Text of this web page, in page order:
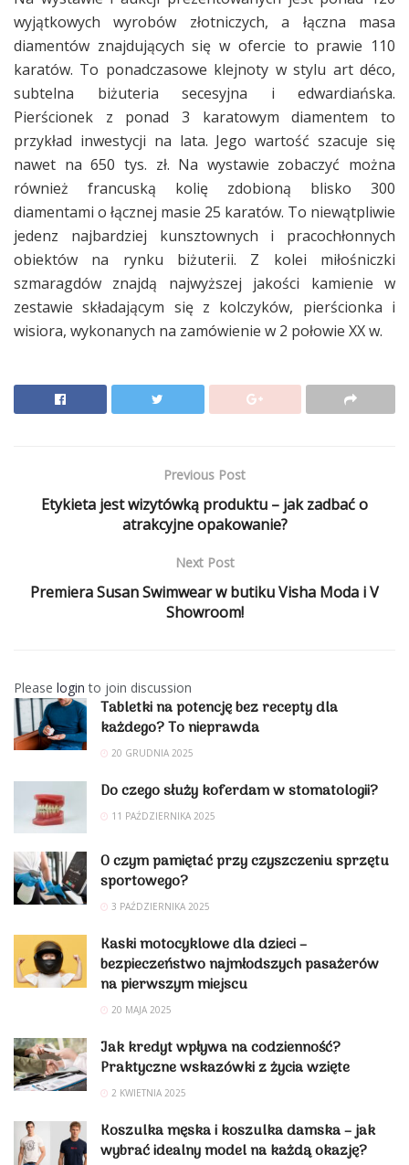
wyjątkowych wyrobów złotniczych, a łączna masa
diamentów znajdujących się w ofercie to prawie 110
karatów. To ponadczasowe klejnoty w stylu art déco,
subtelna biżuteria secesyjna i edwardiańska.
Pierścionek z ponad 3 karatowym diamentem to
przykład inwestycji na lata. Jego wartość szacuje się
nawet na 650 tys. zł. Na wystawie zobaczyć można
również francuską kolię zdobioną blisko 300
diamentami o łącznej masie 25 karatów. To niewątpliwie
jedenz najbardziej kunsztownych i pracochłonnych
obiektów na rynku biżuterii. Z kolei miłośniczki
szmaragdów znajdą najwyższej jakości kamienie w
zestawie składającym się z kolczyków, pierścionka i
wisiora, wykonanych na zamówienie w 2 połowie XX w.
Previous Post
Etykieta jest wizytówką produktu – jak zadbać o
atrakcyjne opakowanie?
Next Post
Premiera Susan Swimwear w butiku Visha Moda i V
Showroom!
Please login to join discussion
Tabletki na potencję bez recepty dla
każdego? To nieprawda
20 GRUDNIA 2025
Do czego służy koferdam w stomatologii?
11 PAŹDZIERNIKA 2025
O czym pamiętać przy czyszczeniu sprzętu
sportowego?
3 PAŹDZIERNIKA 2025
Kaski motocyklowe dla dzieci –
bezpieczeństwo najmłodszych pasażerów
na pierwszym miejscu
20 MAJA 2025
Jak kredyt wpływa na codzienność?
Praktyczne wskazówki z życia wzięte
2 KWIETNIA 2025
Koszulka męska i koszulka damska – jak
wybrać idealny model na każdą okazję?